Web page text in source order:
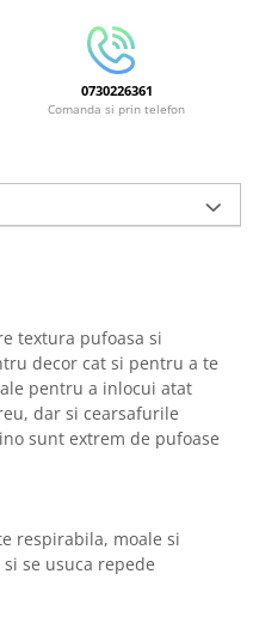
0730226361
Comanda si prin telefon
textura pufoasa si
decor cat si pentru a te
pentru a inlocui atat
dar si cearsafurile
sunt extrem de pufoase
respirabila, moale si
se usuca repede